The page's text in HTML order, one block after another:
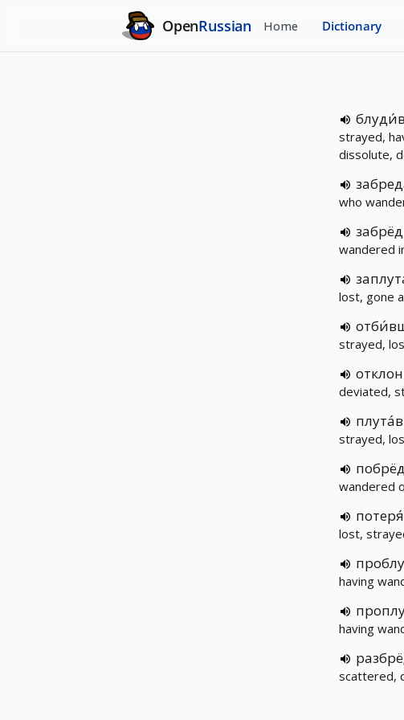
OpenRussian Home Dictionary
strayed,
dissolute,
who
wandered
lost, gone
strayed,
deviated,
strayed,
wandered
lost,
having
having
scattered,